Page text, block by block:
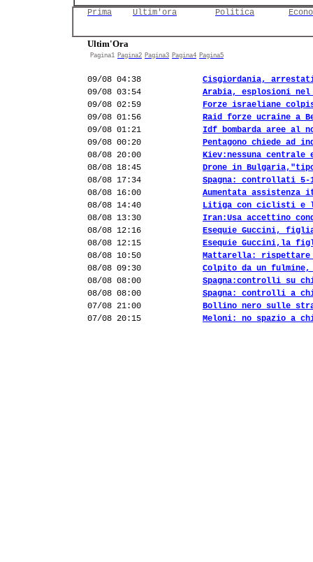
Prima Ultim'ora Politica
Ultim'Ora
Pagina1 Pagina2 Pagina3 Pagina4 Pagina5
09/08 04:38
Cisgiordania,
09/08 03:54
Arabia, esplosioni nel
09/08 02:59
Forze israeliane
09/08 01:56
Raid forze ucraine a
09/08 01:21
Idf bombarda aree al
09/08 00:20
Pentagono chiede ad
08/08 20:00
Kiev:nessuna
08/08 18:45
Drone in
08/08 17:34
Spagna: controllati 5-
08/08 16:00
Aumentata assistenza
08/08 14:40
Litiga con ciclisti
08/08 13:30
Iran:Usa accettino
08/08 12:16
Esequie Guccini,
08/08 12:15
Esequie Guccini,la
08/08 10:50
Mattarella:
08/08 09:30
Colpito da un fulmine,
08/08 08:00
Spagna:controlli su
08/08 08:00
Spagna: controlli a
07/08 21:00
Bollino nero sulle
07/08 20:15
Meloni: no spazio a